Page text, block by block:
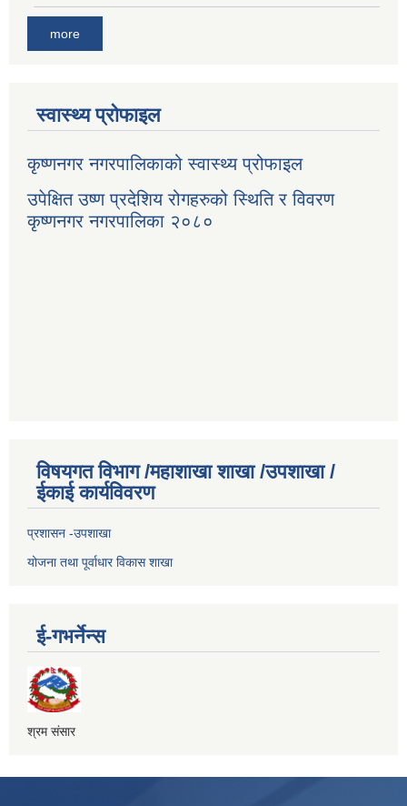
more
स्वास्थ्य प्रोफाइल
कृष्णनगर नगरपालिकाको स्वास्थ्य प्रोफाइल
उपेक्षित उष्ण प्रदेशिय रोगहरुको स्थिति र विवरण
कृष्णनगर नगरपालिका २०८०
विषयगत विभाग /महाशाखा शाखा /उपशाखा /
ईकाई कार्यविवरण
प्रशासन -उपशाखा
योजना तथा पूर्वाधार विकास शाखा
ई-गभर्नेन्स
श्रम संसार